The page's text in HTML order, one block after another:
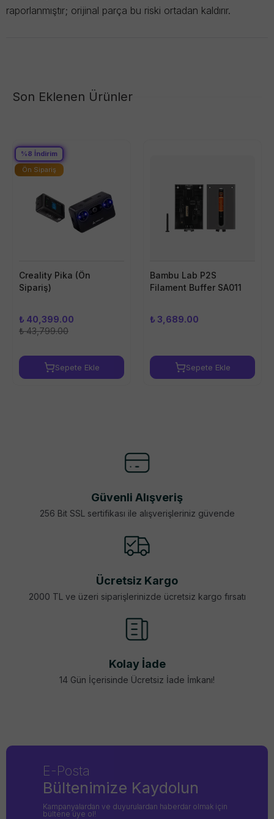
raporlanmıştır; orijinal parça bu riski ortadan kaldırır.
Son Eklenen Ürünler
Creality Pika (Ön
Sipariş)
%8 İndirim
Ön Sipariş
₺ 40,399.00
₺ 43,799.00
Sepete Ekle
Bambu Lab P2S
Filament Buffer SA011
₺ 3,689.00
Sepete Ekle
Güvenli Alışveriş
256 Bit SSL sertifikası ile alışverişleriniz güvende
Ücretsiz Kargo
2000 TL ve üzeri siparişlerinizde ücretsiz kargo fırsatı
Kolay İade
14 Gün İçerisinde Ücretsiz İade İmkanı!
E-Posta
Bültenimize Kaydolun
Kampanyalardan ve duyurulardan haberdar olmak için
bültene üye ol!